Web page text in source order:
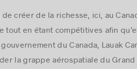
de créer de la richesse, ici, au
en étant compétitives afin
gouvernement duCanada, Lauak
la grappe aérospatiale du Grand